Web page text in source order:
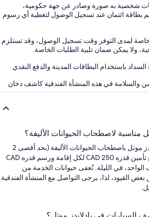
شخصية به صورة وصادر عن جهة حكومية،
بطاقة ائتمان عند تسجيل الوصول لتغطية أي رسوم
لمدى التوفر وقت تسجيل الوصول، وقد تستلزم
ولا يمكن ضمان تلبية الطلبات الخاصة.
باستخدام البطاقات المدينة والدفع النقدي
والسلامة في هذه المنشأة الفندقية كاشف دخان
مناسبة لاصطحاب الحيوانات الأليفة؟
نعم، تسمح بادلاندز موتل باصطحاب الحيوانات الأليفة (بحد أقصى 2
إجمالًا). يُدفع مبلغ تأمين قدره CAD 250 لكل إقامة ورسم قدره CAD
الواحد، في الليلة. تُعفى حيوانات الخدمة من
القيود، لذا، يرجى التواصل مع المنشأة الفندقية
السيارات في بادلاندز موتل؟